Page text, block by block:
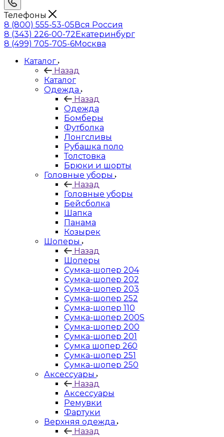
Телефоны
8 (800) 555-53-05Вся Россия
8 (343) 226-00-72Екатеринбург
8 (499) 705-705-6Москва
Каталог
Назад
Каталог
Одежда
Назад
Одежда
Бомберы
Футболка
Лонгсливы
Рубашка поло
Толстовка
Брюки и шорты
Головные уборы
Назад
Головные уборы
Бейсболка
Шапка
Панама
Козырек
Шоперы
Назад
Шоперы
Сумка-шопер 204
Сумка-шопер 202
Сумка-шопер 203
Сумка-шопер 252
Сумка-шопер 110
Сумка-шопер 200S
Сумка-шопер 200
Сумка-шопер 201
Сумка шопер 260
Сумка-шопер 251
Сумка-шопер 250
Аксессуары
Назад
Аксессуары
Ремувки
Фартуки
Верхняя одежда
Назад